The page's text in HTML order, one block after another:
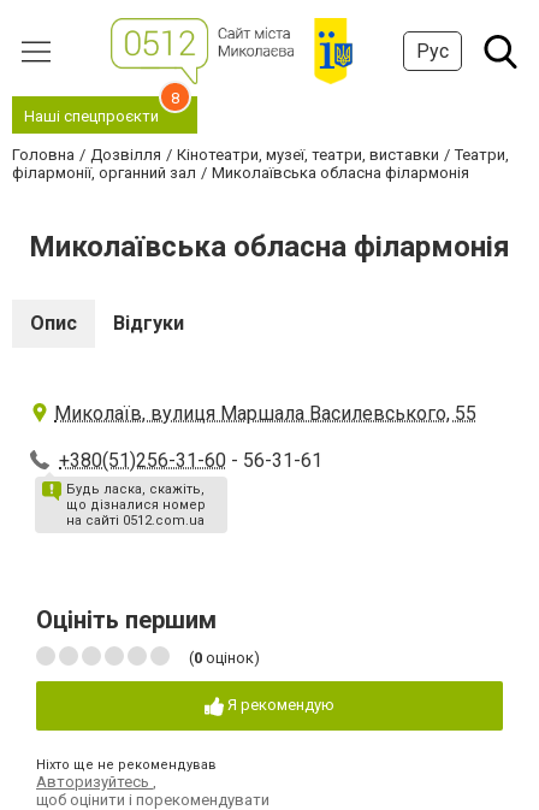
Рус
Наші спецпроєкти
8
Головна Дозвілля Кінотеатри, музеї, театри, виставки
Театри,
філармонії, органний зал
Миколаївська обласна філармонія
Миколаївська обласна філармонія
Опис Відгуки
Миколаїв, вулиця Маршала Василевського, 55
+380(51)256-31-60 - 56-31-61
Будь ласка, скажіть,
що дізналися номер
на сайті 0512.com.ua
Оцініть першим
(0 оцінок)
Я рекомендую
Ніхто ще не рекомендував
Авторизуйтесь
щоб оцінити і порекомендувати